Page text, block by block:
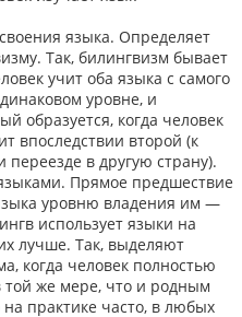
языка. Определяет
Так, билингвизм бывает
учит оба языка с самого
уровне, и
образуется, когда человек
впоследствии второй (к
в другую страну).
Прямое предшествие
уровню владения им —
использует языки на
лучше. Так, выделяют
когда человек полностью
той же мере, что и родным
практике часто, в любых